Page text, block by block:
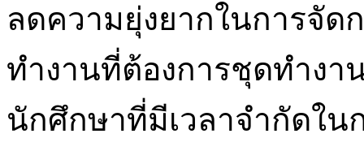
ลดความยุ่งยากในการจัด
ทำงานที่ต้องการชุดทำงา
นักศึกษาที่มีเวลาจำกัดใน